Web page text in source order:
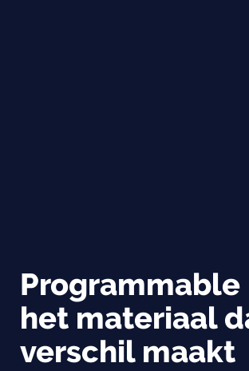
Programmable
het materiaal
verschil maakt